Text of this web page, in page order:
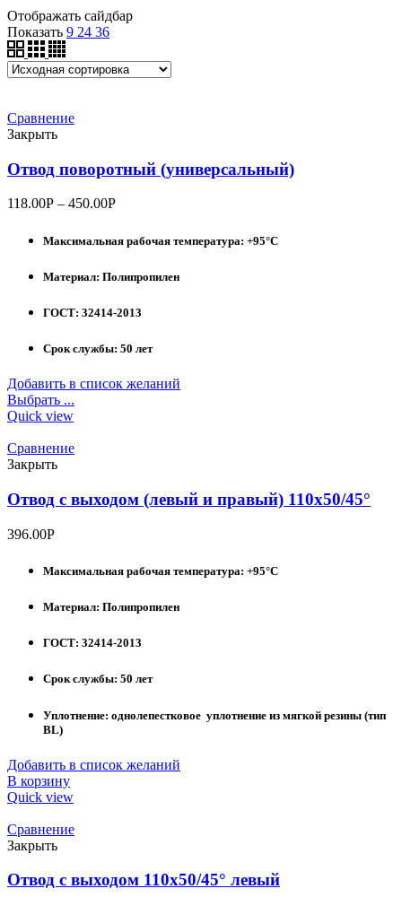
Отображать сайдбар
Показать 9 24 36
Сравнение
Закрыть
Отвод поворотный (универсальный)
118.00Р – 450.00Р
Максимальная рабочая температура: +95°С
Материал: Полипропилен
ГОСТ: 32414-2013
Срок службы: 50 лет
Добавить в список желаний
Выбрать ...
Quick view
Сравнение
Закрыть
Отвод с выходом (левый и правый) 110х50/45°
396.00Р
Максимальная рабочая температура: +95°С
Материал: Полипропилен
ГОСТ: 32414-2013
Срок службы: 50 лет
Уплотнение: однолепестковое уплотнение из мягкой резины (тип
BL)
Добавить в список желаний
В корзину
Quick view
Сравнение
Закрыть
Отвод с выходом 110х50/45° левый